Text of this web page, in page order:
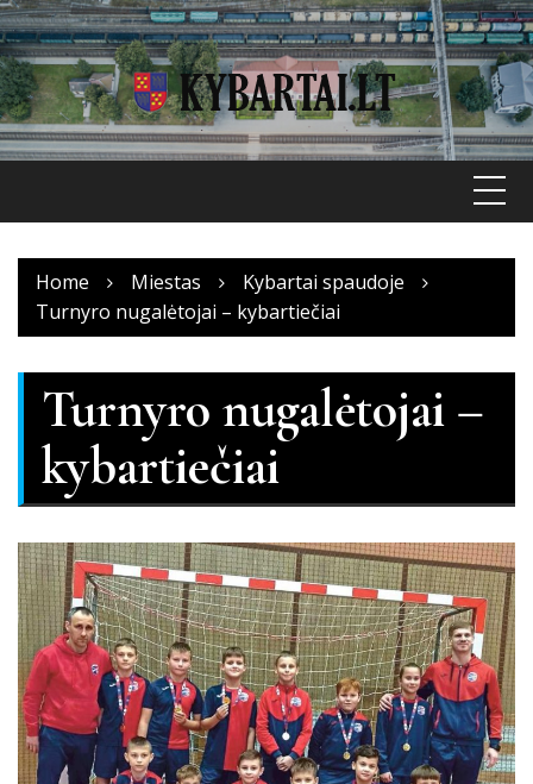
Skip
to
content
Home Miestas
Kybartai spaudoje
Turnyro nugalėtojai – kybartiečiai
Turnyro nugalėtojai –
kybartiečiai